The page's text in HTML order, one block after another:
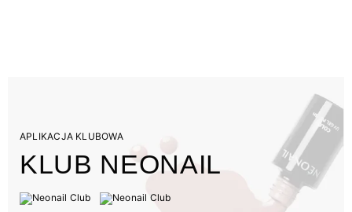
APLIKACJA KLUBOWA
KLUB NEONAIL